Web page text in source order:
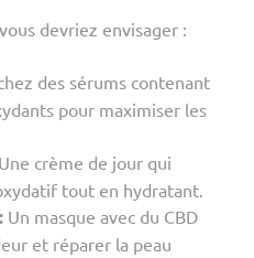
devriez envisager :
des sérums contenant
pour maximiser les
Une crème de jour qui
tout en hydratant.
Un masque avec du CBD
et réparer la peau